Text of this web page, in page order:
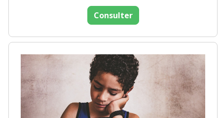
Consulter